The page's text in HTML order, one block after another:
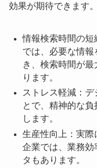
効果が期待できます。
情報検索時間の
では、必要な情
き、検索時間が
ります。
ストレス軽減：
とで、精神的な
します。
生産性向上：実際
企業では、業務
タもあります。